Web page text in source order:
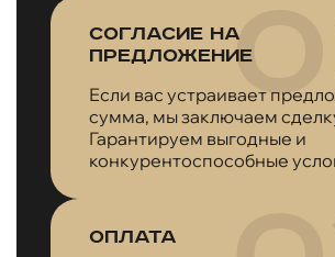
Согласие на
предложение
Если вас устраивает
сумма, мы заключаем
Гарантируем выгодные и
конкурентоспособные
Оплата